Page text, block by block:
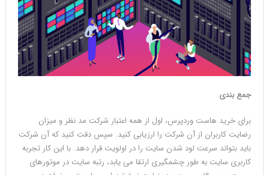
جمع بندی
برای خرید هاست وردپرس، اول از همه اعتبار شرکت مد نظر و میزان
رضایت کاربران از آن شرکت را ارزیابی کنید. سپس دقت کنید که آن شرکت
باید بتواند سرعت لود شدن سایت را در اولویت قرار دهد. با این کار تجربه
کاربری سایت به طور چشمگیری ارتقا می یابد، رتبه سایت در موتورهای